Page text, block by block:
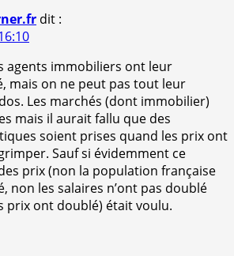
dit :
agents immobiliers ont leur
mais on ne peut pas tout leur
Les marchés (dont immobilier)
mais il aurait fallu que des
soient prises quand les prix ont
Sauf si évidemment ce
prix (non la population française
non les salaires n’ont pas doublé
prix ont doublé) était voulu.